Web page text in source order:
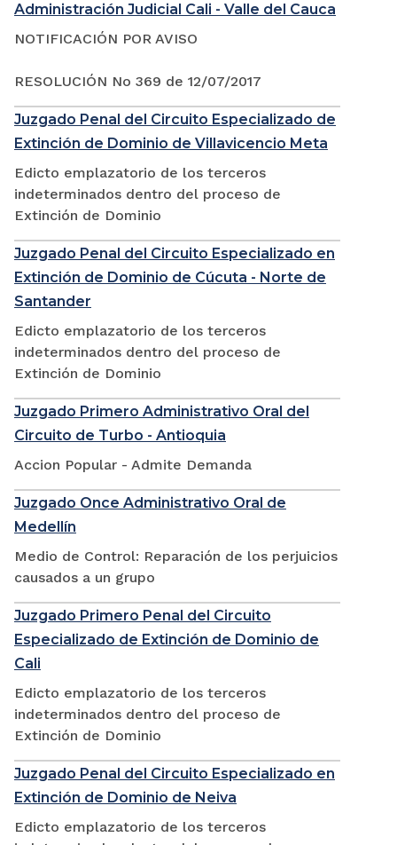
Administración Judicial Cali - Valle del Cauca
NOTIFICACIÓN POR AVISO
RESOLUCIÓN No 369 de 12/07/2017
Juzgado Penal del Circuito Especializado de
Extinción de Dominio de Villavicencio Meta
Edicto emplazatorio de los terceros
indeterminados dentro del proceso de
Extinción de Dominio
Juzgado Penal del Circuito Especializado en
Extinción de Dominio de Cúcuta - Norte de
Santander
Edicto emplazatorio de los terceros
indeterminados dentro del proceso de
Extinción de Dominio
Juzgado Primero Administrativo Oral del
Circuito de Turbo - Antioquia
Accion Popular - Admite Demanda
Juzgado Once Administrativo Oral de
Medellín
Medio de Control: Reparación de los perjuicios
causados a un grupo
Juzgado Primero Penal del Circuito
Especializado de Extinción de Dominio de
Cali
Edicto emplazatorio de los terceros
indeterminados dentro del proceso de
Extinción de Dominio
Juzgado Penal del Circuito Especializado en
Extinción de Dominio de Neiva
Edicto emplazatorio de los terceros